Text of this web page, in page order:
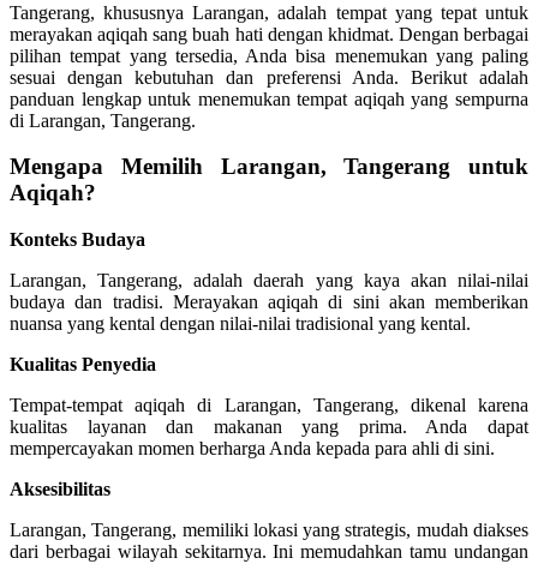
Tangerang, khususnya Larangan, adalah tempat yang tepat untuk
merayakan aqiqah sang buah hati dengan khidmat. Dengan berbagai
pilihan tempat yang tersedia, Anda bisa menemukan yang paling
sesuai dengan kebutuhan dan preferensi Anda. Berikut adalah
panduan lengkap untuk menemukan tempat aqiqah yang sempurna
di Larangan, Tangerang.
Mengapa Memilih Larangan, Tangerang untuk
Aqiqah?
Konteks Budaya
Larangan, Tangerang, adalah daerah yang kaya akan nilai-nilai
budaya dan tradisi. Merayakan aqiqah di sini akan memberikan
nuansa yang kental dengan nilai-nilai tradisional yang kental.
Kualitas Penyedia
Tempat-tempat aqiqah di Larangan, Tangerang, dikenal karena
kualitas layanan dan makanan yang prima. Anda dapat
mempercayakan momen berharga Anda kepada para ahli di sini.
Aksesibilitas
Larangan, Tangerang, memiliki lokasi yang strategis, mudah diakses
dari berbagai wilayah sekitarnya. Ini memudahkan tamu undangan